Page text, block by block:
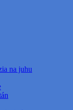
na juhu